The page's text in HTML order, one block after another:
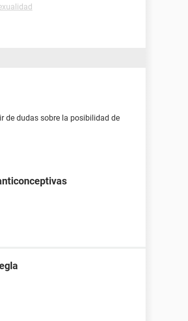
de dudas sobre la posibilidad de